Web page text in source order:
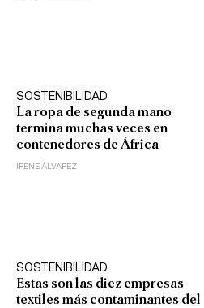
SOSTENIBILIDAD
La ropa de segunda mano
termina muchas veces en
contenedores de África
IRENE ÁLVAREZ
SOSTENIBILIDAD
Estas son las diez empresas
textiles más contaminantes del